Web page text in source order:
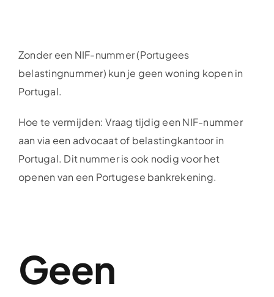
Zonder een NIF-nummer (Portugees
belastingnummer) kun je geen woning kopen in
Portugal.
Hoe te vermijden: Vraag tijdig een NIF-nummer
aan via een advocaat of belastingkantoor in
Portugal. Dit nummer is ook nodig voor het
openen van een Portugese bankrekening.
Geen